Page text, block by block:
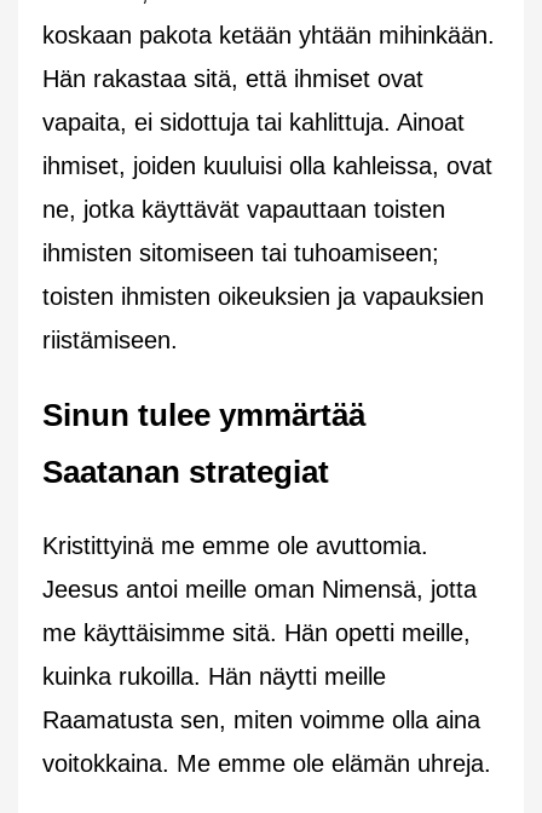
koskaan pakota ketään yhtään mihinkään.
Hän rakastaa sitä, että ihmiset ovat
vapaita, ei sidottuja tai kahlittuja. Ainoat
ihmiset, joiden kuuluisi olla kahleissa, ovat
ne, jotka käyttävät vapauttaan toisten
ihmisten sitomiseen tai tuhoamiseen;
toisten ihmisten oikeuksien ja vapauksien
riistämiseen.
Sinun tulee ymmärtää
Saatanan strategiat
Kristittyinä me emme ole avuttomia.
Jeesus antoi meille oman Nimensä, jotta
me käyttäisimme sitä. Hän opetti meille,
kuinka rukoilla. Hän näytti meille
Raamatusta sen, miten voimme olla aina
voitokkaina. Me emme ole elämän uhreja.